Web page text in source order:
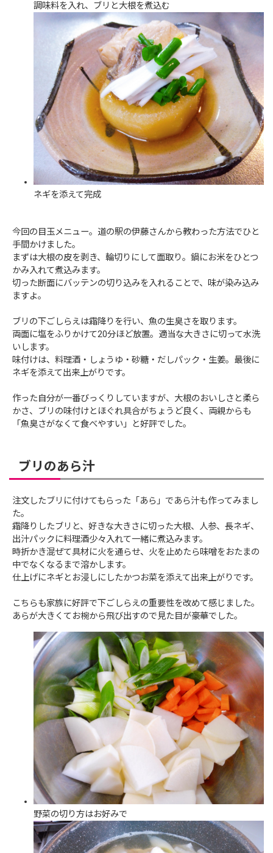
調味料を入れ、ブリと大根を煮込む
ネギを添えて完成
今回の目玉メニュー。道の駅の伊藤さんから教わった方法でひと
手間かけました。
まずは大根の皮を剥き、輪切りにして面取り。鍋にお米をひとつ
かみ入れて煮込みます。
切った断面にバッテンの切り込みを入れることで、味が染み込み
ますよ。
ブリの下ごしらえは霜降りを行い、魚の生臭さを取ります。
両面に塩をふりかけて20分ほど放置。適当な大きさに切って水洗
いします。
味付けは、料理酒・しょうゆ・砂糖・だしパック・生姜。最後に
ネギを添えて出来上がりです。
作った自分が一番びっくりしていますが、大根のおいしさと柔ら
かさ、ブリの味付けとほぐれ具合がちょうど良く、両親からも
「魚臭さがなくて食べやすい」と好評でした。
ブリのあら汁
注文したブリに付けてもらった「あら」であら汁も作ってみまし
た。
霜降りしたブリと、好きな大きさに切った大根、人参、長ネギ、
出汁パックに料理酒少々入れて一緒に煮込みます。
時折かき混ぜて具材に火を通らせ、火を止めたら味噌をおたまの
中でなくなるまで溶かします。
仕上げにネギとお浸しにしたかつお菜を添えて出来上がりです。
こちらも家族に好評で下ごしらえの重要性を改めて感じました。
あらが大きくてお椀から飛び出すので見た目が豪華でした。
野菜の切り方はお好みで